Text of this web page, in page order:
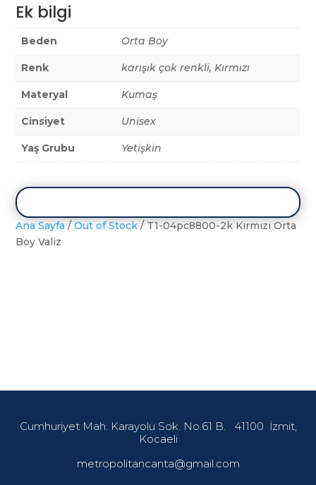
Ek bilgi
Beden Orta Boy
Renk karışık çok renkli, Kırmızı
Materyal Kumaş
Cinsiyet Unisex
Yaş Grubu Yetişkin
Ana Sayfa /Out of Stock / T1-04pc8800-2k Kırmızı Orta
Boy Valiz
Cumhuriyet Mah. Karayolu Sok. No.61 B. 41100 İzmit,
Kocaeli
metropolitancanta@gmail.com